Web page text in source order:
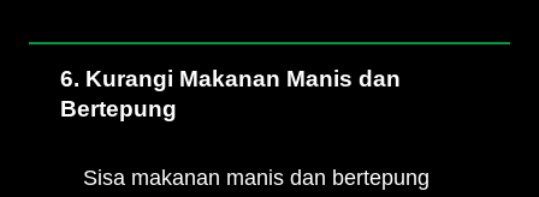
6. Kurangi Makanan Manis dan
Bertepung
Sisa makanan manis dan bertepung